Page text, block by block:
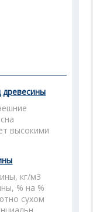
древесины
высокими
кг/м3
% на %
сухом